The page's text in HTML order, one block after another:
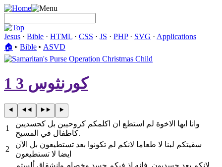
Jesus · Bible · HTML · CSS · JS · PHP· SVG · Applications
🏠︎ ▸ Bible ▸ ASVD
1 كورنثوس 3
1
وانا ايها الاخوة لم استطع ان اكلمكم كروحيين بل كجسديين
كاطفال في المسيح.
2
سقيتكم لبنا لا طعاما لانكم لم تكونوا بعد تستطيعون بل الآن
ايضا لا تستطيعون
لانكم بعد جسديون. فانه اذ فيكم حسد وخصام وانشقاق ألستم